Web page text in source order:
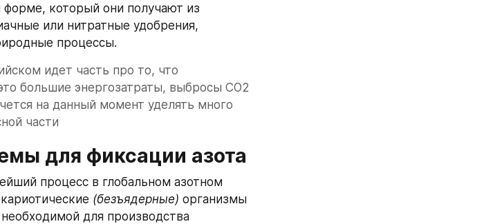
который они получают из
или нитратные удобрения,
процессы.
идет часть про то, что
большие энергозатраты, выбросы СО2
на данный момент уделять много
части
для фиксации азота
процесс в глобальном азотном
(безъядерные) организмы
для производства